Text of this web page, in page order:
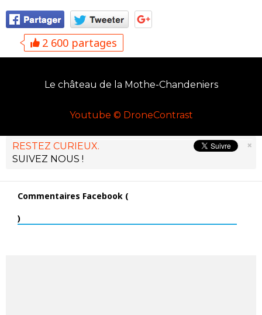
2 600 partages
Le château de la Mothe-Chandeniers
Youtube © DroneContrast
×
RESTEZ CURIEUX.
SUIVEZ NOUS !
Commentaires Facebook (
)